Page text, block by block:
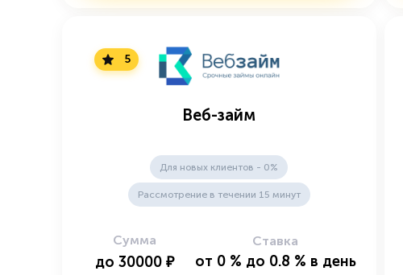
5
Веб-займ
Для новых клиентов - 0%
Рассмотрение в течении 15 минут
Сумма
до 30000 ₽
Ставка
от 0 % до 0.8 % в день